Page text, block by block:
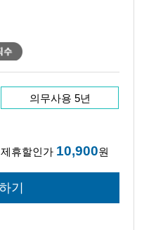
의무사용 5년
제휴할인가 10,900원